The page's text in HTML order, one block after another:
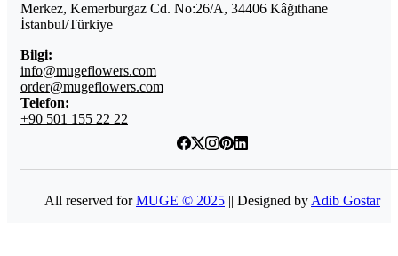
Merkez, Kemerburgaz Cd. No:26/A, 34406 Kâğıthane
İstanbul/Türkiye
Bilgi:
info@mugeflowers.com
order@mugeflowers.com
Telefon:
+90 501 155 22 22
All reserved forMUGE © 2025 || Designed by Adib Gostar